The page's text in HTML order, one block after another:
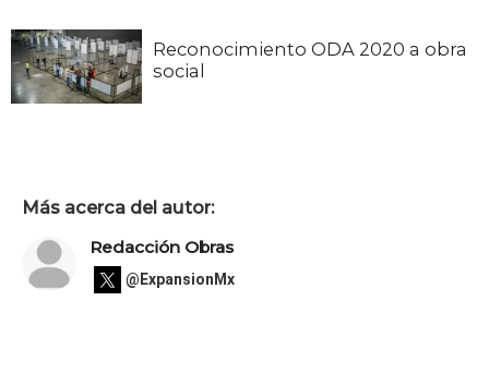
Reconocimiento ODA 2020 a obra
social
Más acerca del autor:
Redacción Obras
@ExpansionMx